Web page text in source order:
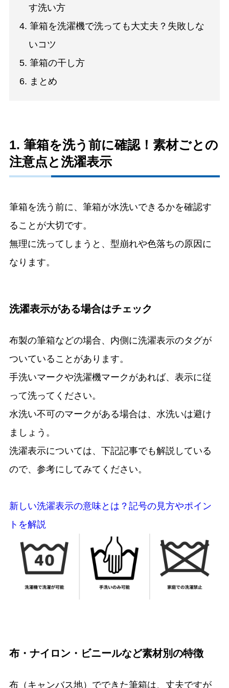
す洗い方
4. 筆箱を洗濯機で洗っても大丈夫？失敗しな
いコツ
5. 筆箱の干し方
6. まとめ
1. 筆箱を洗う前に確認！素材ごとの
注意点と洗濯表示
筆箱を洗う前に、筆箱が水洗いできるかを確認す
ることが大切です。
無理に洗ってしまうと、型崩れや色落ちの原因に
なります。
洗濯表示がある場合はチェック
布製の筆箱などの場合、内側に洗濯表示のタグが
ついていることがあります。
手洗いマークや洗濯機マークがあれば、表示に従
って洗ってください。
水洗い不可のマークがある場合は、水洗いは避け
ましょう。
洗濯表示については、下記記事でも解説している
ので、参考にしてみてください。
新しい洗濯表示の意味とは？記号の見方やポイン
トを解説
布・ナイロン・ビニールなど素材別の特徴
布（キャンバス地）でできた筆箱は、丈夫ですが